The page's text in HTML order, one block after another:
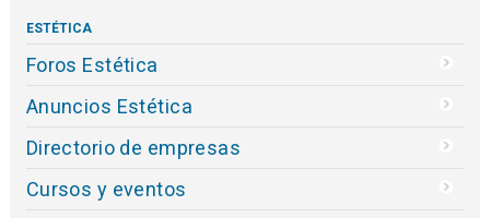
ESTÉTICA
Foros Estética
Anuncios Estética
Directorio de empresas
Cursos y eventos